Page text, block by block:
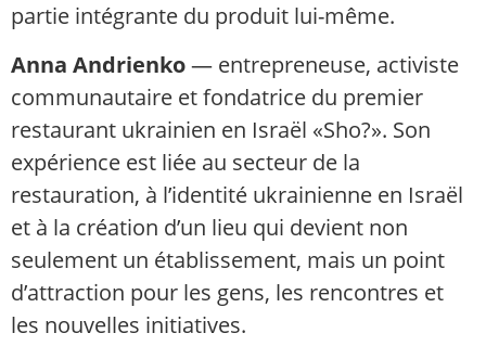
partie intégrante du produit lui-même.
Anna Andrienko— entrepreneuse, activiste
communautaire et fondatrice du premier
restaurant ukrainien en Israël «Sho?». Son
expérience est liée au secteur de la
restauration, à l’identité ukrainienne en Israël
et à la création d’un lieu qui devient non
seulement un établissement, mais un point
d’attraction pour les gens, les rencontres et
les nouvelles initiatives.